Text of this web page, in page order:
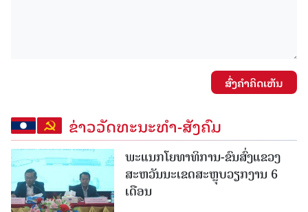
ສົ່ງຄໍາຄິດເຫັນ
ຂ່າວວັດທະນະທຳ-ສັງຄົມ
ພະແນກໂຍທາທິການ-ຂົນສົ່ງແຂວງ
ສະຫວັນນະເຂດສະຫຼຸບວຽກງານ 6
ເດືອນ